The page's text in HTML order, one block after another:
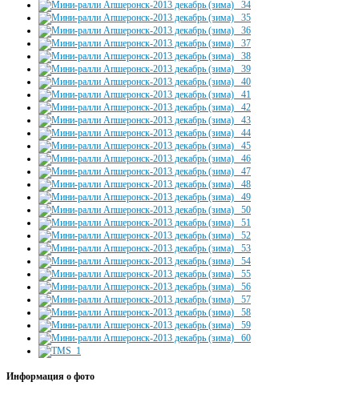
Информация о фото